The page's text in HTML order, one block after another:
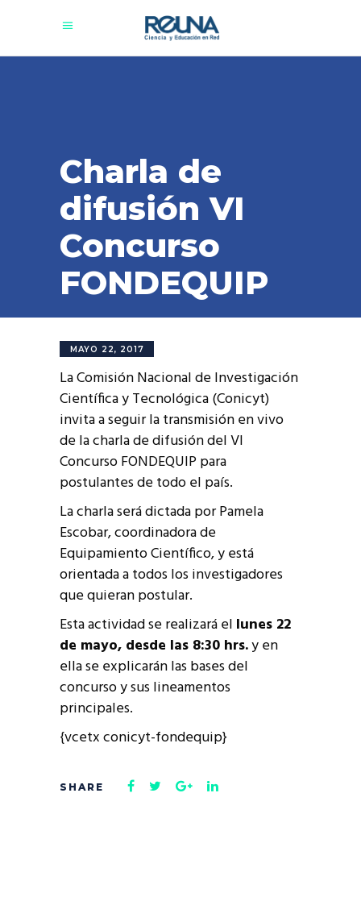
Charla de
difusión VI
Concurso
FONDEQUIP
MAYO 22, 2017
La Comisión Nacional de Investigación
Científica y Tecnológica (Conicyt)
invita a seguir la transmisión en vivo
de la charla de difusión del VI
Concurso FONDEQUIP para
postulantes de todo el país.
La charla será dictada por Pamela
Escobar, coordinadora de
Equipamiento Científico, y está
orientada a todos los investigadores
que quieran postular.
Esta actividad se realizará el lunes 22
de mayo, desde las 8:30 hrs.y en
ella se explicarán las bases del
concurso y sus lineamentos
principales.
{vcetx conicyt-fondequip}